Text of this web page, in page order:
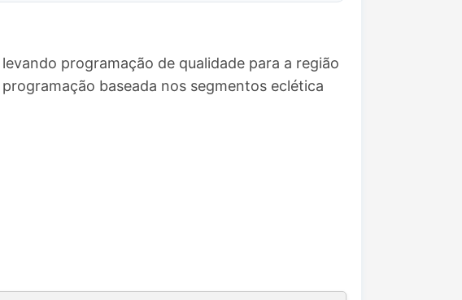
programação de qualidade para a região
baseada nos segmentos eclética